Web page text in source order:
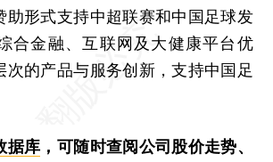
助形式支持中超联赛和中国足球发
合金融、互联网及大健康平台优
次的产品与服务创新，支持中国足
据库 ，可随时查阅公司股价走势、